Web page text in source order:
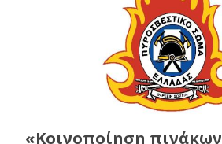
«Κοινοποίηση πινάκων